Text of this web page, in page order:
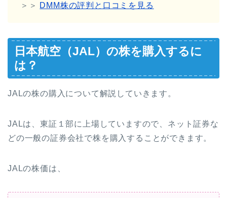
＞＞ DMM株の評判と口コミを見る
日本航空（JAL）の株を購入するに
は？
JALの株の購入について解説していきます。
JALは、東証１部に上場していますので、ネット証券な
どの一般の証券会社で株を購入することができます。
JALの株価は、